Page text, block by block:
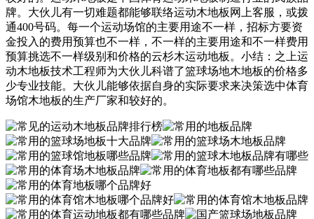
牌。大伙儿有一切难题都能够联络运动木地板网上客服，或拨
通400号码。每一个运动场馆的主要用途不一样，招标方要资
金投入的费用预算也不一样，不一样的主要用途和不一样费用
预算挑选不一样级别和价格的云杉木运动地板。小结：之上运
动木地板技术工程师为大伙儿科谱了篮球场地木地板的价格多
少专业技能。大伙儿能够依据自身的实际要求来决策选中体育
场馆木地板的生产厂家和较好的。